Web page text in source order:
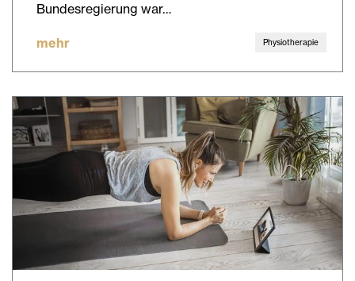
Bundesregierung war…
mehr Physiotherapie